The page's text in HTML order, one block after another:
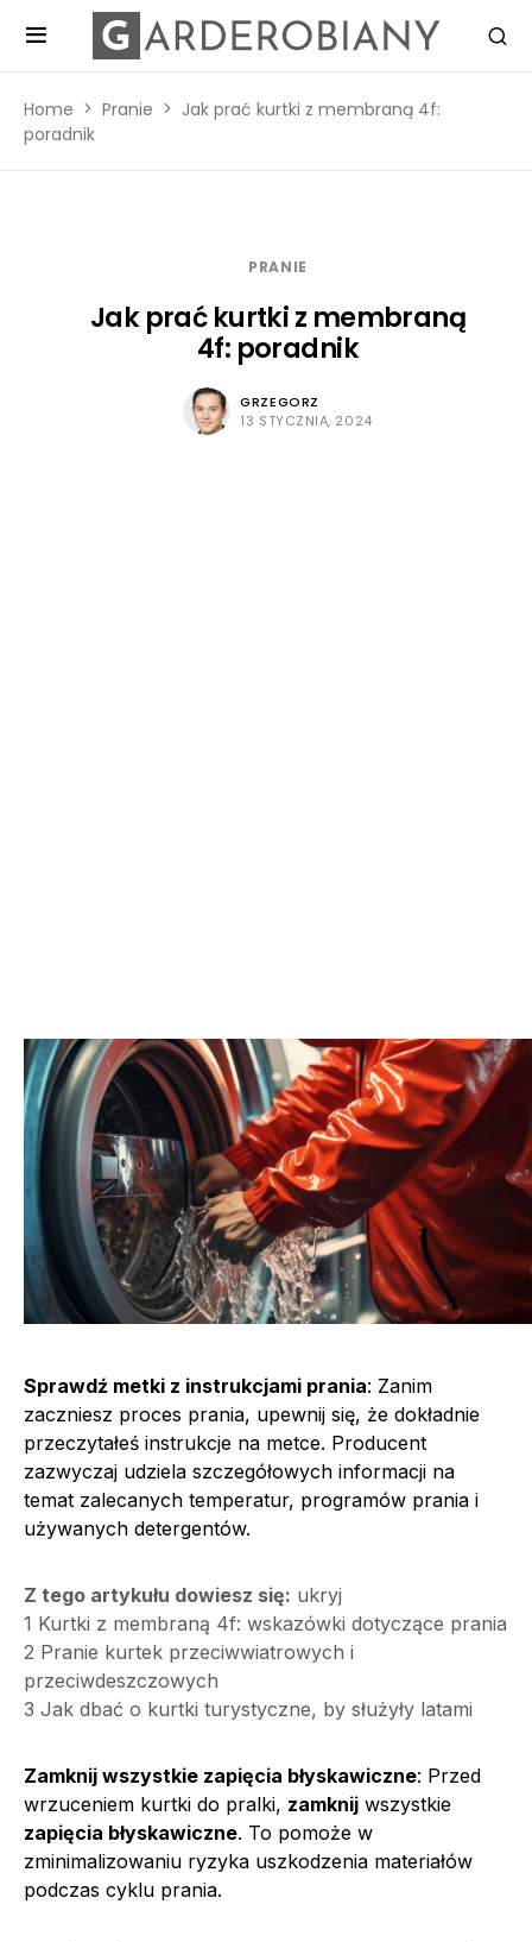
Home Pranie
Jak prać kurtki z membraną 4f:
poradnik
PRANIE
Jak prać kurtki z membraną
4f: poradnik
GRZEGORZ
13 STYCZNIA, 2024
Sprawdź metki z instrukcjami prania: Zanim
zaczniesz proces prania, upewnij się, że dokładnie
przeczytałeś instrukcje na metce. Producent
zazwyczaj udziela szczegółowych informacji na
temat zalecanych temperatur, programów prania i
używanych detergentów.
Z tego artykułu dowiesz się: ukryj
1 Kurtki z membraną 4f: wskazówki dotyczące prania
2 Pranie kurtek przeciwwiatrowych i
przeciwdeszczowych
3 Jak dbać o kurtki turystyczne, by służyły latami
Zamknij wszystkie zapięcia błyskawiczne: Przed
wrzuceniem kurtki do pralki, zamknij wszystkie
zapięcia błyskawiczne. To pomoże w
zminimalizowaniu ryzyka uszkodzenia materiałów
podczas cyklu prania.